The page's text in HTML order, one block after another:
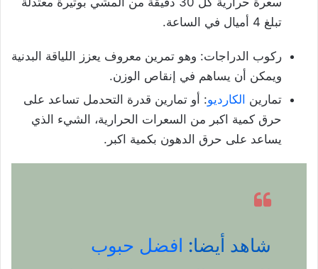
تبلغ 4 أميال في الساعة.
ركوب الدراجات: وهو تمرين معروف يعزز اللياقة البدنية
ويمكن أن يساهم في إنقاص الوزن.
تمارين الكارديو: أو تمارين قدرة التحدمل تساعد على
حرق كمية اكبر من السعرات الحرارية، الشيء الذي
يساعد على حرق الدهون بكمية اكبر.
شاهد أيضا: افضل حبوب